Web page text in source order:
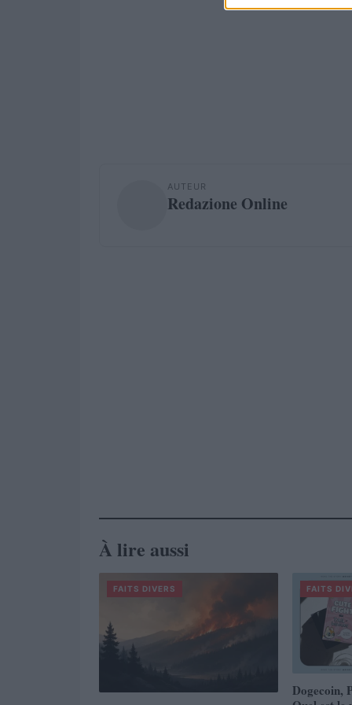
AUTEUR
Redazione Online
À lire aussi
FAITS DIVERS FAITS
Dogecoin,